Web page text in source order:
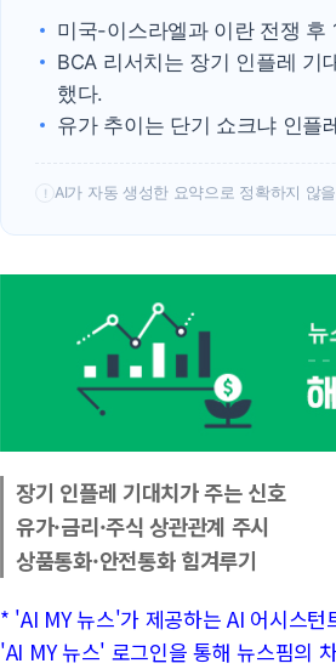
미국-이스라엘과 이란 전쟁 후
BCA 리서치는 장기 인플레 기
했다.
유가 추이는 단기 쇼크냐 인플
! AI가 자동 생성한 요약으로 정확하지 않
장기 인플레 기대치가 주는 신호
유가·금리·주식 상관관계 주시
상품통화·안전통화 힘겨루기
* 'AI MY 뉴스'가 제공하는 AI 어시스
'AI MY 뉴스' 로그인을 통해 뉴스핌의